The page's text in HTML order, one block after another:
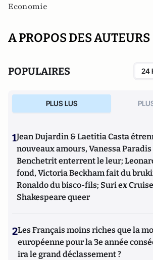
Economie
A PROPOS DES AUTEURS
POPULAIRES 24
PLUS LUS
1Jean Dujardin & Laetitia Casta
nouveaux amours, Vanessa
Benchetrit enterrent le leur;
fond, Victoria Beckham fait du
Ronaldo du bisco-fils; Suri ex
Shakespeare queer
2Les Français moins riches que la
européenne pour la 3e année
ira le grand déclassement ?